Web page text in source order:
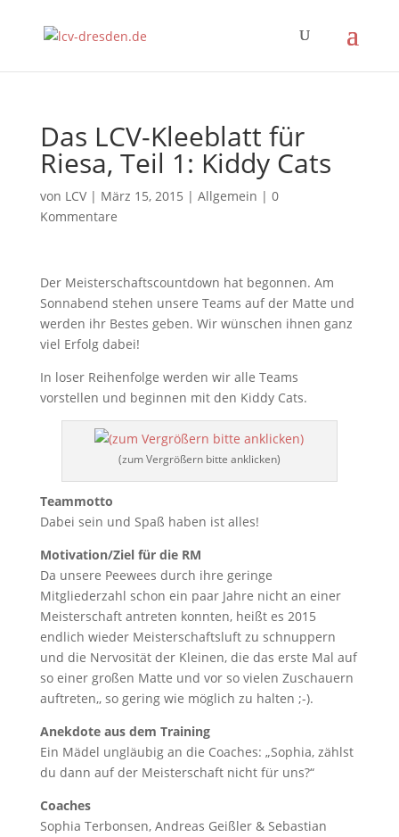
Das LCV-Kleeblatt für
Riesa, Teil 1: Kiddy Cats
von LCV| März 15, 2015 | Allgemein | 0
Kommentare
Der Meisterschaftscountdown hat begonnen. Am
Sonnabend stehen unsere Teams auf der Matte und
werden ihr Bestes geben. Wir wünschen ihnen ganz
viel Erfolg dabei!
In loser Reihenfolge werden wir alle Teams
vorstellen und beginnen mit den Kiddy Cats.
(zum Vergrößern bitte anklicken)
Teammotto
Dabei sein und Spaß haben ist alles!
Motivation/Ziel für die RM
Da unsere Peewees durch ihre geringe
Mitgliederzahl schon ein paar Jahre nicht an einer
Meisterschaft antreten konnten, heißt es 2015
endlich wieder Meisterschaftsluft zu schnuppern
und die Nervosität der Kleinen, die das erste Mal auf
so einer großen Matte und vor so vielen Zuschauern
auftreten,, so gering wie möglich zu halten ;-).
Anekdote aus dem Training
Ein Mädel ungläubig an die Coaches: „Sophia, zählst
du dann auf der Meisterschaft nicht für uns?“
Coaches
Sophia Terbonsen, Andreas Geißler & Sebastian